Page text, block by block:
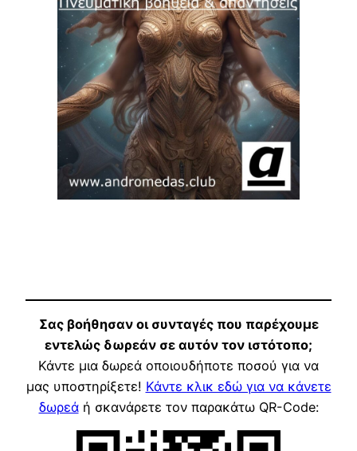
Σας βοήθησαν οι συνταγές που παρέχουμε
εντελώς δωρεάν σε αυτόν τον ιστότοπο;
Κάντε μια δωρεά οποιουδήποτε ποσού για να
μας υποστηρίξετε! Κάντε κλικ εδώ για να κάνετε
δωρεάή σκανάρετε τον παρακάτω QR-Code: